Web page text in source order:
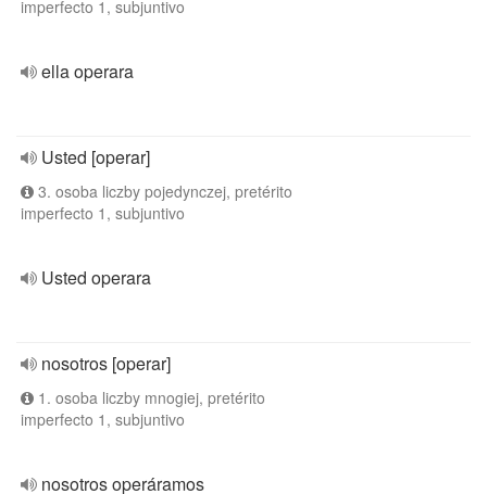
imperfecto 1, subjuntivo
ella operara
Usted [operar]
3. osoba liczby pojedynczej, pretérito
imperfecto 1, subjuntivo
Usted operara
nosotros [operar]
1. osoba liczby mnogiej, pretérito
imperfecto 1, subjuntivo
nosotros operáramos